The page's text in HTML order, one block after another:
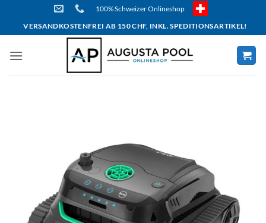
content
100% Schweizer Onlineshop
VERSANDKOSTENFREI AB 150 CHF, INKL. SPEDITIONSARTIKEL!